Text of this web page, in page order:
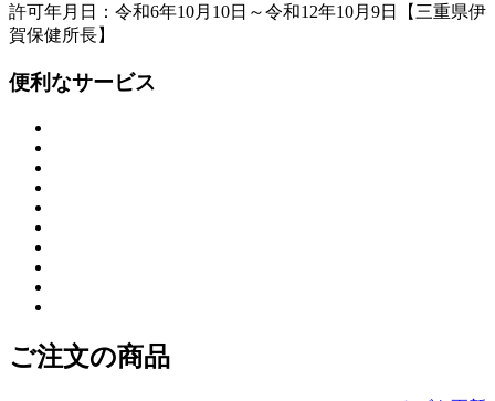
許可年月日：令和6年10月10日～令和12年10月9日【三重県伊
賀保健所長】
便利なサービス
ご注文の商品